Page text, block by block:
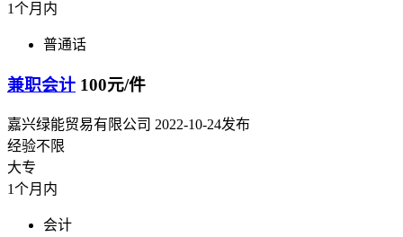
1个月内
普通话
兼职会计 100元/件
嘉兴绿能贸易有限公司 2022-10-24发布
经验不限
大专
1个月内
会计